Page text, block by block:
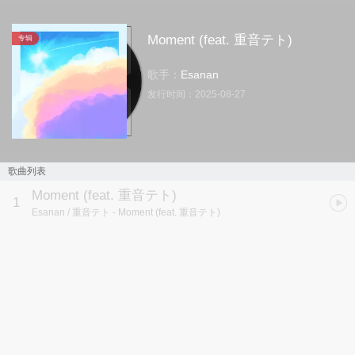
专辑 Moment (feat. 重音テト)
歌手： Esanan
发行时间： 2025-08-27
歌曲列表
1 Moment (feat. 重音テト)
Esanan / 重音テト - Moment (feat. 重音テト)